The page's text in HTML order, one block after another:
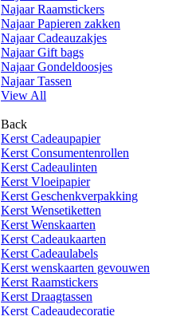
Najaar Raamstickers
Najaar Papieren zakken
Najaar Cadeauzakjes
Najaar Gift bags
Najaar Gondeldoosjes
Najaar Tassen
View All
Back
Kerst Cadeaupapier
Kerst Consumentenrollen
Kerst Cadeaulinten
Kerst Vloeipapier
Kerst Geschenkverpakking
Kerst Wensetiketten
Kerst Wenskaarten
Kerst Cadeaukaarten
Kerst Cadeaulabels
Kerst wenskaarten gevouwen
Kerst Raamstickers
Kerst Draagtassen
Kerst Cadeaudecoratie